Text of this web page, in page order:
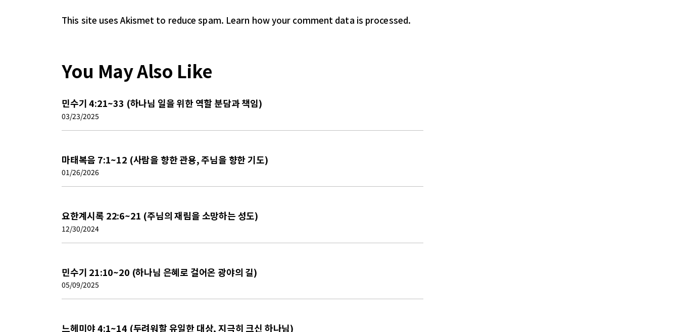
This site uses Akismet to reduce spam. Learn how your comment data is processed.
You May Also Like
민수기 4:21~33 (하나님 일을 위한 역할 분담과 책임)
03/23/2025
마태복음 7:1~12 (사람을 향한 관용, 주님을 향한 기도)
01/26/2026
요한계시록 22:6~21 (주님의 재림을 소망하는 성도)
12/30/2024
민수기 21:10~20 (하나님 은혜로 걸어온 광야의 길)
05/09/2025
느헤미야 4:1~14 (두려워할 유일한 대상, 지극히 크신 하나님)